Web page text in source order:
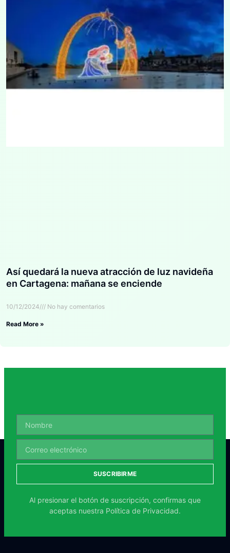
Así quedará la nueva atracción de luz navideña
en Cartagena: mañana se enciende
10/12/2024 No hay comentarios
Read More »
SUSCRIBIRME
Al presionar el botón de suscripción, confirmas que
aceptas nuestra Política de Privacidad.